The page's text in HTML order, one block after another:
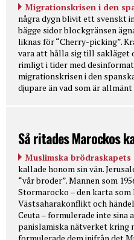
Migrationskrisen i den
några dygn blivit ett svenskt
bägge sidor blockgränsen
liknas för “Cherry-picking”.
vara att hålla sig till sakläget
rimligt i tider med
migrationskrisen i den
djupare än vad som är
Så ritades Marockos
Muslimska
kallade honom sin vän.
“vår broder”. Mannen som
Stormarocko – den karta
Västsaharakonflikt och
Ceuta – formulerade inte sina
panislamiska nätverket kring
formulerade dem inifrån det